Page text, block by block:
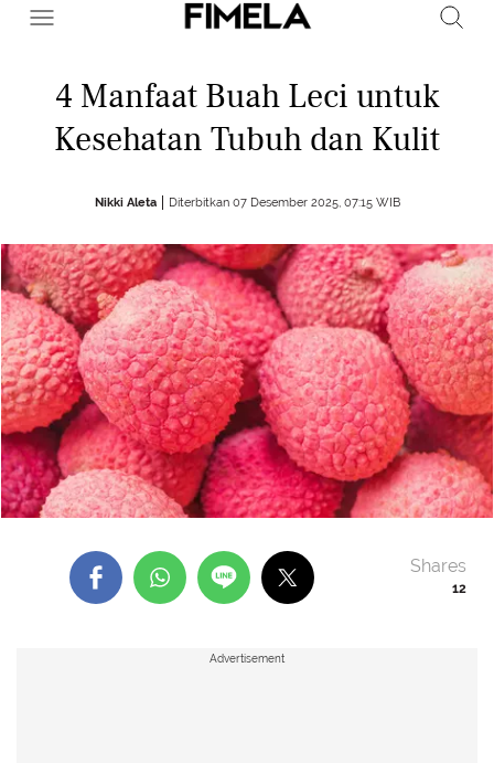
4 Manfaat Buah Leci untuk
Kesehatan Tubuh dan Kulit
Nikki Aleta Diterbitkan 07 Desember 2025, 07:15 WIB
12
Shares
Advertisement